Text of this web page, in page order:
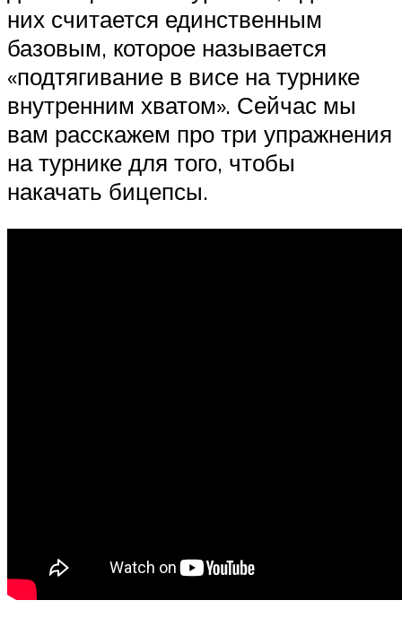
них считается единственным
базовым, которое называется
«подтягивание в висе на турнике
внутренним хватом». Сейчас мы
вам расскажем про три упражнения
на турнике для того, чтобы
накачать бицепсы.